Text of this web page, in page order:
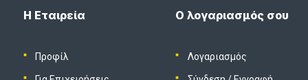
Η Εταιρεία
Προφίλ
Ο λογαριασμός σου
Λογαριασμός